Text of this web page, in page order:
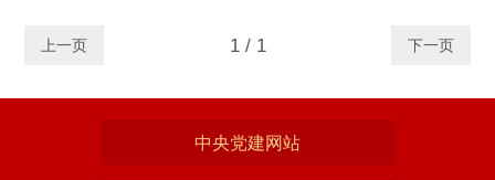
上一页 1 / 1 下一页
中央党建网站